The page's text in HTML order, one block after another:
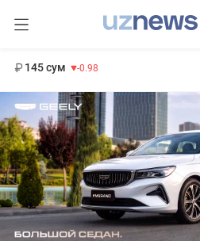
145 сум -0.98